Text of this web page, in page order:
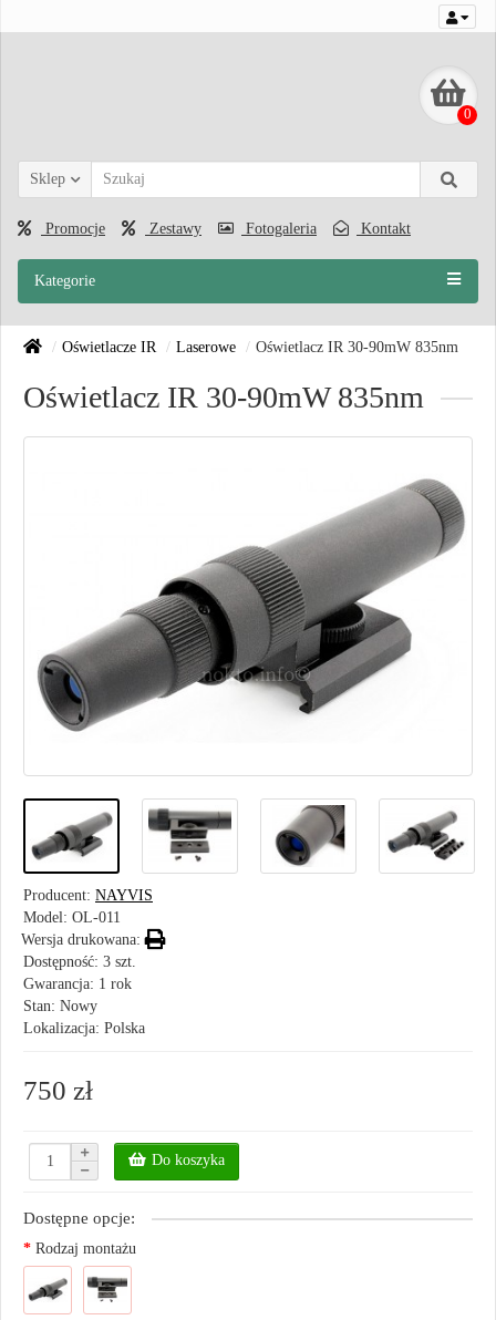
0
Sklep
Promocje Zestawy Fotogaleria Kontakt
Kategorie
Oświetlacze IR Laserowe Oświetlacz IR 30-90mW 835nm
Oświetlacz IR 30-90mW 835nm
Producent: NAYVIS
Model: OL-011
Wersja drukowana:
Dostępność: 3 szt.
Gwarancja: 1 rok
Stan: Nowy
Lokalizacja: Polska
750 zł
Do koszyka
Dostępne opcje:
Rodzaj montażu